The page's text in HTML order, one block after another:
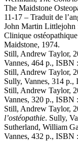
The Maidstone
11-17 – Traduit de
John Martin Littlejohn
Clinique
Maidstone, 1974.
Still, Andrew Taylor,
Vannes, 464 p., ISBN
Still, Andrew Taylor,
Sully, Vannes, 314
Still, Andrew Taylor,
Vannes, 320 p., ISBN
Still, Andrew Taylor,
l’ostéopathie. Sully,
Sutherland, William
Vannes, 432 p., ISBN